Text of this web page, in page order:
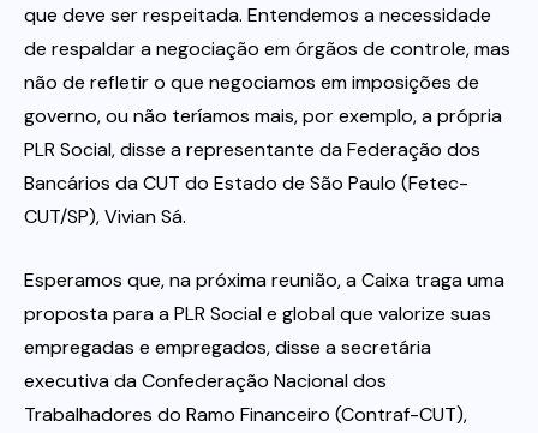
que deve ser respeitada. Entendemos a necessidade
de respaldar a negociação em órgãos de controle, mas
não de refletir o que negociamos em imposições de
governo, ou não teríamos mais, por exemplo, a própria
PLR Social, disse a representante da Federação dos
Bancários da CUT do Estado de São Paulo (Fetec-
CUT/SP), Vivian Sá.
Esperamos que, na próxima reunião, a Caixa traga uma
proposta para a PLR Social e global que valorize suas
empregadas e empregados, disse a secretária
executiva da Confederação Nacional dos
Trabalhadores do Ramo Financeiro (Contraf-CUT),